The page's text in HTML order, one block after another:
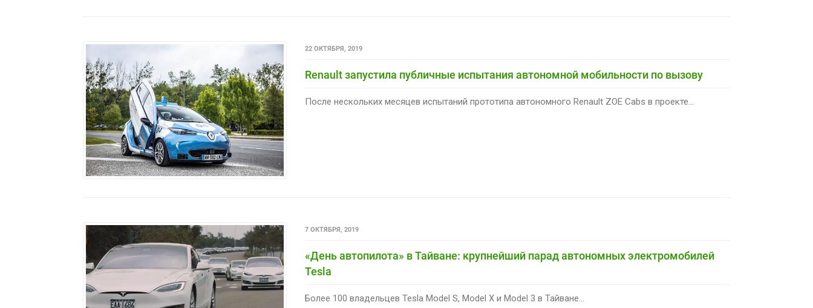
22 ОКТЯБРЯ, 2019
Renault запустила публичные испытания автономной мобильности по вызову
После нескольких месяцев испытаний прототипа автономного Renault ZOE Cabs в проекте...
7 ОКТЯБРЯ, 2019
«День автопилота» в Тайване: крупнейший парад автономных электромобилей
Tesla
Более 100 владельцев Tesla Model S, Model X и Model 3 в Тайване...